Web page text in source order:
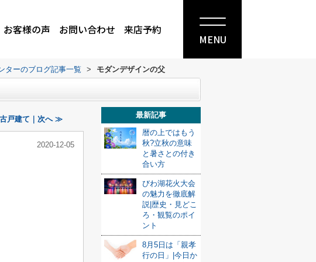
お客様の声 お問い合わせ 来店予約
MENU
ターのブログ記事一覧 > モダンデザインの父
戸建て｜次へ ≫
2020-12-05
最新記事
暦の上ではもう
秋?立秋の意味
と暑さとの付き
合い方
びわ湖花火大会
の魅力を徹底解
説|歴史・見どこ
ろ・観覧のポイ
ント
8月5日は「親孝
行の日」|今日か